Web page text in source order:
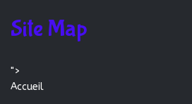
Site Map
">
Accueil